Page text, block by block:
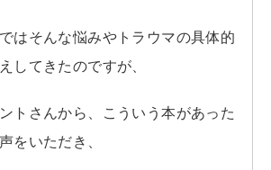
はそんな悩みやトラウマの具体的
してきたのですが、
トさんから、こういう本があった
をいただき、